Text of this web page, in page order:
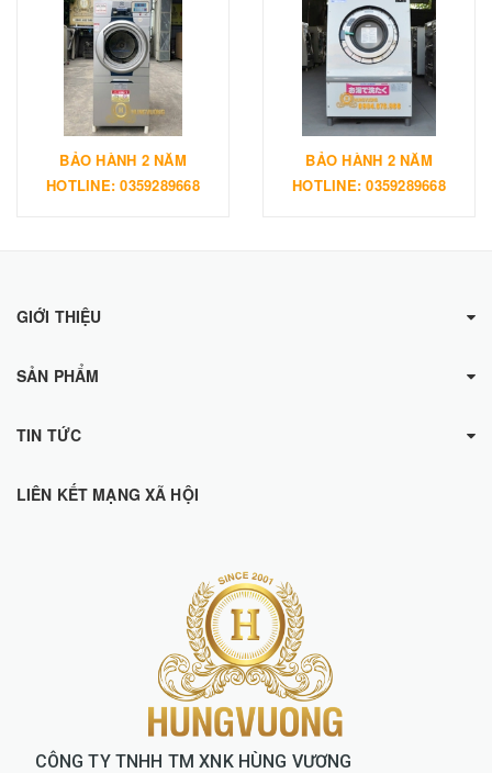
BẢO HÀNH 2 NĂM
HOTLINE: 0359289668
BẢO HÀNH 2 NĂM
HOTLINE: 0359289668
GIỚI THIỆU
SẢN PHẨM
TIN TỨC
LIÊN KẾT MẠNG XÃ HỘI
CÔNG TY TNHH TM XNK HÙNG VƯƠNG